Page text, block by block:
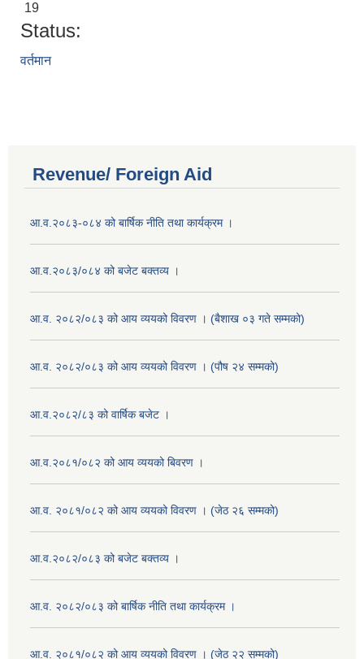
19
Status:
वर्तमान
Revenue/ Foreign Aid
आ.व.२०८३-०८४ को बार्षिक नीति तथा कार्यक्रम ।
आ.व.२०८३/०८४ को बजेट बक्तव्य ।
आ.व. २०८२/०८३ को आय व्ययको विवरण । (बैशाख ०३ गते सम्मको)
आ.व. २०८२/०८३ को आय व्ययको विवरण । (पौष २४ सम्मको)
आ.व.२०८२/८३ को वार्षिक बजेट ।
आ.व.२०८१/०८२ को आय व्ययको बिवरण ।
आ.व. २०८१/०८२ को आय व्ययको विवरण । (जेठ २६ सम्मको)
आ.व.२०८२/०८३ को बजेट बक्तव्य ।
आ.व. २०८२/०८३ को बार्षिक नीति तथा कार्यक्रम ।
आ.व. २०८१/०८२ को आय व्ययको विवरण । (जेठ २२ सम्मको)